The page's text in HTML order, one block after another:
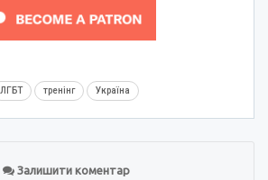
ЛГБТ тренінг Україна
Залишити коментар